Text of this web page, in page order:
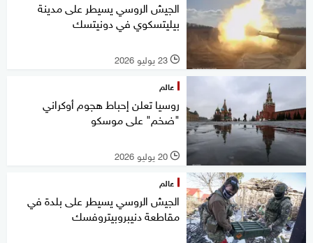
الجيش الروسي يسيطر على مدينة
بيليتسكوي في دونيتسك
l 23 يوليو 2026
عالم
روسيا تعلن إحباط هجوم أوكراني
"ضخم" على موسكو
l 20 يوليو 2026
عالم
الجيش الروسي يسيطر على بلدة في
مقاطعة دنيبروبيتروفسك